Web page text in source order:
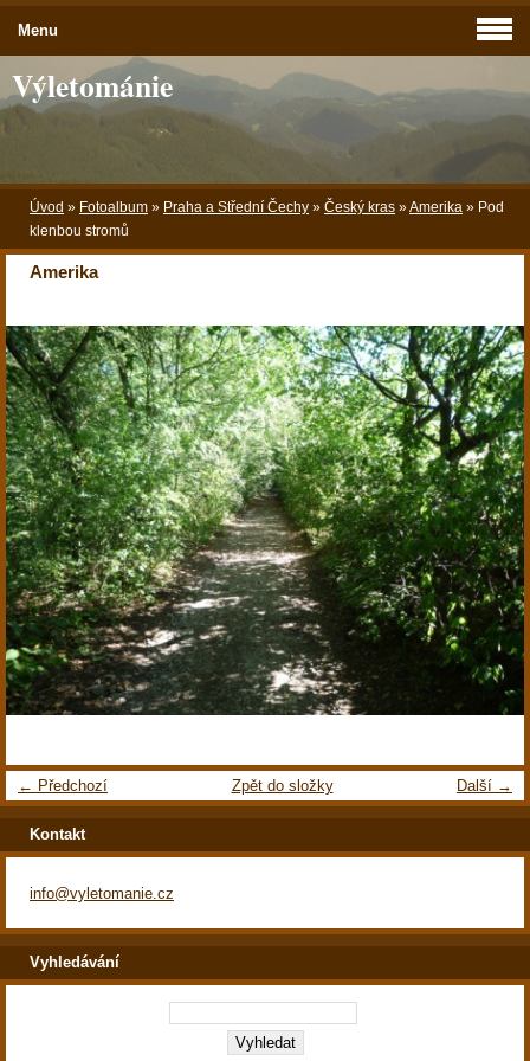
Výletománie
Úvod » Fotoalbum » Praha a Střední Čechy » Český kras »Amerika » Pod
klenbou stromů
Amerika
← Předchozí Další →
Zpět do složky
Menu
Kontakt
info@vyletomanie.cz
Vyhledávání